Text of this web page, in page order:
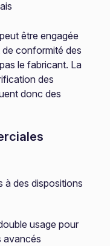
être engagée
de conformité des
le fabricant. La
des
donc des
à des dispositions
usage pour
avancés